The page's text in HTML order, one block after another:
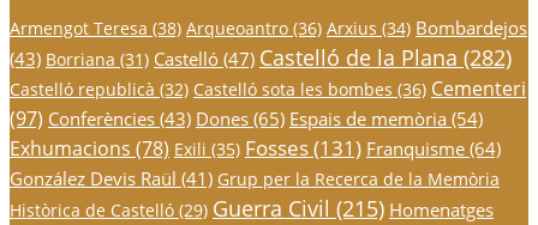
Armengot Teresa (38) Arqueoantro (36) Arxius (34) Bombardejos
(43) Borriana (31) Castelló (47) Castelló de la Plana (282)
Castelló republicà (32) Castelló sota les bombes (36) Cementeri
(97) Conferències (43) Dones(65) Espais de memòria (54)
Exhumacions (78) Exili (35) Fosses(131) Franquisme(64)
González Devis Raül (41) Grup per la Recerca de la Memòria
Històrica de Castelló (29) Guerra Civil (215) Homenatges